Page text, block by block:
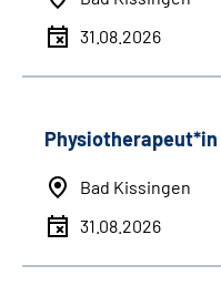
31.08.2026
Bad Kissingen
31.08.2026